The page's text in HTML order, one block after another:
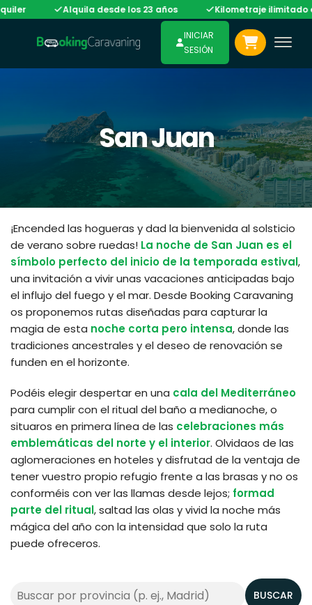
Alquila desde los 23 años Kilometraje ilimitado en gran
INICIAR
SESIÓN
San Juan
¡Encended las hogueras y dad la bienvenida al solsticio
de verano sobre ruedas! La noche de San Juan es el
símbolo perfecto del inicio de la temporada estival,
una invitación a vivir unas vacaciones anticipadas bajo
el influjo del fuego y el mar. Desde Booking Caravaning
os proponemos rutas diseñadas para capturar la
magia de esta noche corta pero intensa, donde las
tradiciones ancestrales y el deseo de renovación se
funden en el horizonte.
Podéis elegir despertar en una cala del Mediterráneo
para cumplir con el ritual del baño a medianoche, o
situaros en primera línea de las celebraciones más
emblemáticas del norte y el interior. Olvidaos de las
aglomeraciones en hoteles y disfrutad de la ventaja de
tener vuestro propio refugio frente a las brasas y no os
conforméis con ver las llamas desde lejos; formad
parte del ritual, saltad las olas y vivid la noche más
mágica del año con la intensidad que solo la ruta
puede ofreceros.
BUSCAR